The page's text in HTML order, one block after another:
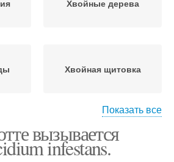
Хвойные дерева
Хвойная щитовка
Показать все
вызывается
infestans.